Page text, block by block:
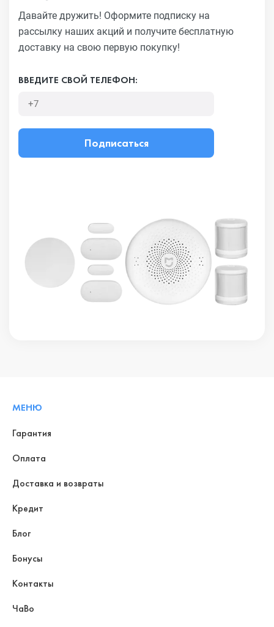
Давайте дружить! Оформите подписку на
рассылку наших акций и получите бесплатную
доставку на свою первую покупку!
ВВЕДИТЕ СВОЙ ТЕЛЕФОН:
Подписаться
МЕНЮ
Гарантия
Оплата
Доставка и возвраты
Кредит
Блог
Бонусы
Контакты
ЧаВо